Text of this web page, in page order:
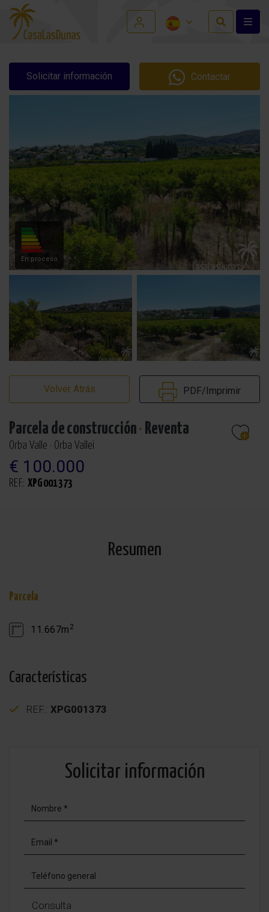
Solicitar información Contactar
En proceso
Volver Atrás PDF/Imprimir
Parcela de construcción· Reventa
Orba Valle · Orba Vallei
€ 100.000
REF.: XPG001373
Resumen
Parcela
11.667m 2
Características
REF.: XPG001373
Solicitar información
Consulta